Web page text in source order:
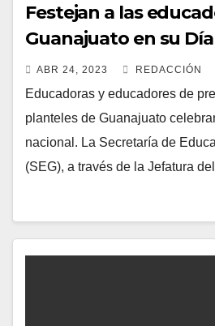
Festejan a las
Guanajuato en su
ABR 24, 2023 REDACCIÓN
Educadoras y educadores de
planteles de Guanajuato
nacional. La Secretaría de
(SEG), a través de la Jefatura